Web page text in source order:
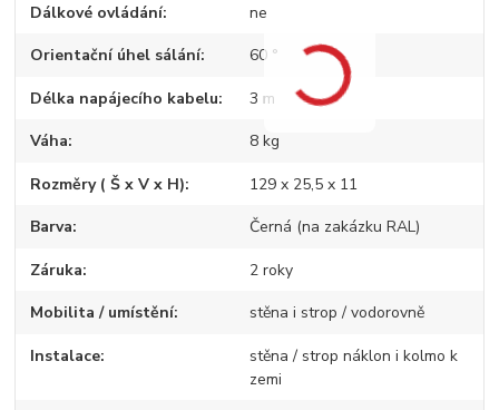
Dálkové ovládání ne
Orientační úhel sálání 60 °
Délka napájecího kabelu 3 m
Váha 8 kg
Rozměry ( Š x V x H) 129 x 25,5 x 11
Barva Černá (na zakázku RAL)
Záruka 2 roky
Mobilita / umístění stěna i strop / vodorovně
Instalace
stěna / strop náklon i kolmo k
zemi